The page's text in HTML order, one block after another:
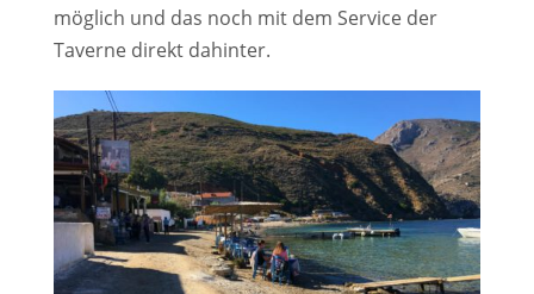
möglich und das noch mit dem Service der
Taverne direkt dahinter.